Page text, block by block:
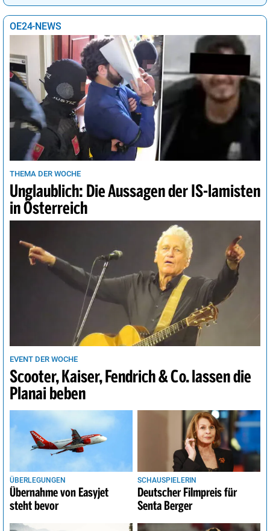
OE24-NEWS
THEMA DER WOCHE
Unglaublich: Die Aussagen der IS-lamisten
in Österreich
EVENT DER WOCHE
Scooter, Kaiser, Fendrich & Co. lassen die
Planai beben
ÜBERLEGUNGEN
Übernahme von Easyjet
steht bevor
SCHAUSPIELERIN
Deutscher Filmpreis für
Senta Berger